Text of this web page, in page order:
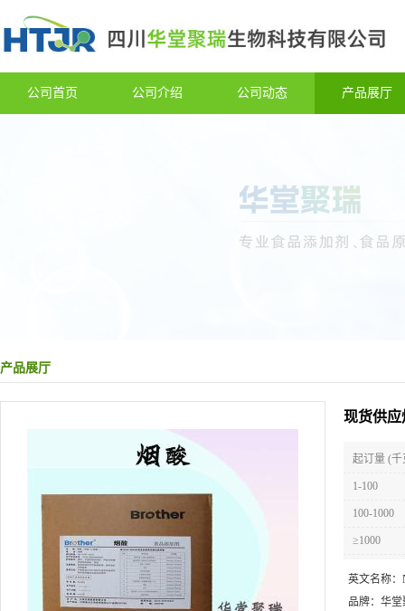
公司首页 公司介绍 公司动态 产品展厅
产品展厅
现货供应
起订量 (千
1-100
100-1000
≥1000
英文名称：
品牌： 华堂